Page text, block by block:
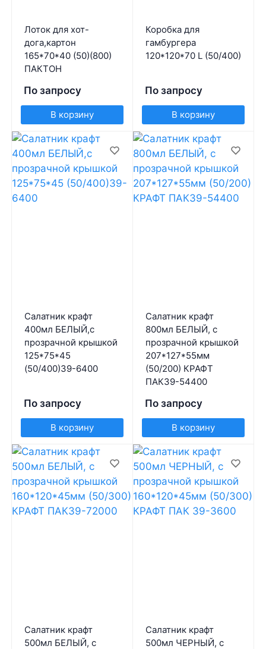
Лоток для хот-
дога,картон
165*70*40 (50)(800)
ПАКТОН
По запросу
В корзину
Коробка для
гамбургера
120*120*70 L (50/400)
По запросу
В корзину
Салатник крафт
400мл БЕЛЫЙ,с
прозрачной крышкой
125*75*45
(50/400)39-6400
По запросу
В корзину
Салатник крафт
800мл БЕЛЫЙ, с
прозрачной крышкой
207*127*55мм
(50/200) КРАФТ
ПАК39-54400
По запросу
В корзину
Салатник крафт
500мл БЕЛЫЙ, с
Салатник крафт
500мл ЧЕРНЫЙ, с